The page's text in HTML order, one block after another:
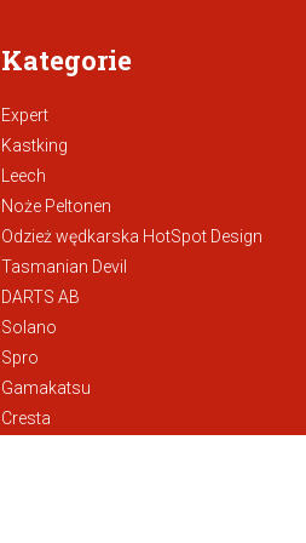
Kategorie
Expert
Kastking
Leech
Noże Peltonen
Odzież wędkarska HotSpot Design
Tasmanian Devil
DARTS AB
Solano
Spro
Gamakatsu
Cresta